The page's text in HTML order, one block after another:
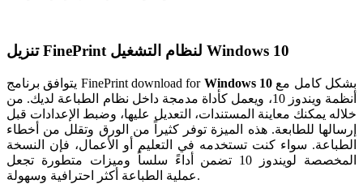
تنزيل FinePrint لنظام التشغيل Windows 10
يتوافق برنامج FinePrint download for Windows 10
أنظمة ويندوز 10، ويعمل كأداة مدمجة داخل نظام الطباعة لديك. من
خلاله يمكنك معاينة المستندات، التعديل عليها، وضبط الإعدادات قبل
إرسالها للطابعة. هذه الميزة توفر كثيراً من الورق وتقلل من أخطاء
الطباعة. سواء كنت تستخدمه في التعليم أو الأعمال، فإن النسخة
المخصصة لويندوز 10 تضمن أداءً سلساً وميزات متطورة تجعل
عملية الطباعة أكثر احترافية وسهولة.